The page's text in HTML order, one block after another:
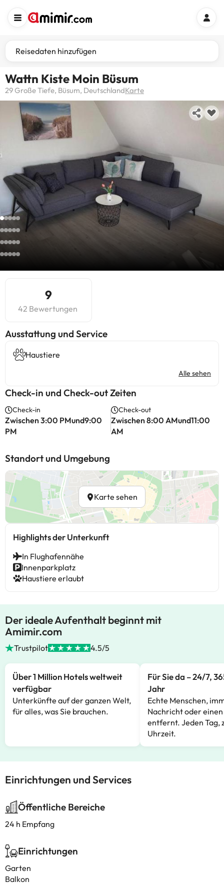
Reisedaten hinzufügen
Wattn Kiste Moin Büsum
29 Große Tiefe, Büsum, DeutschlandKarte
9
42 Bewertungen
​Ausstattung und Service
Haustiere
Alle sehen
Check-in und Check-out Zeiten
Check-in
Zwischen 3:00 PMund9:00
PM
Check-out
Zwischen 8:00 AMund11:00
AM
Standort und Umgebung
Karte sehen
Highlights der Unterkunft
In Flughafennähe
Innenparkplatz
Haustiere erlaubt
Der ideale Aufenthalt beginnt mit
Amimir.com
Trustpilot 4.5/5
Über 1 Million Hotels weltweit
verfügbar
Unterkünfte auf der ganzen Welt,
für alles, was Sie brauchen.
Für Sie da – 24/7,
Jahr
Echte Menschen,
Nachricht oder
entfernt. Jeden Tag,
Uhrzeit.
Einrichtungen und Services
Öffentliche Bereiche
24 h Empfang
Einrichtungen
Garten
Balkon